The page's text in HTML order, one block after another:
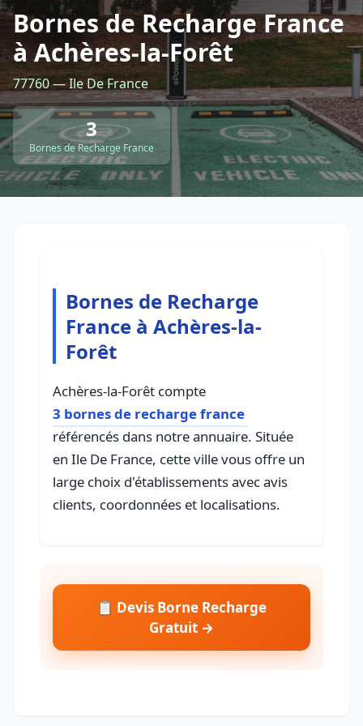
Retour à la liste des métiers
CGU-Confidentialité- Service proposé parViteUnDevis.com-Vous
Bornes de Recharge France
à Achères-la-Forêt
77760 — Ile De France
3
Bornes de Recharge France
Bornes de Recharge
France à Achères-la-
Forêt
Achères-la-Forêt compte
3 bornes de recharge france
référencés dans notre annuaire. Située
en Ile De France, cette ville vous offre un
large choix d'établissements avec avis
clients, coordonnées et localisations.
📋 Devis Borne Recharge
Gratuit →